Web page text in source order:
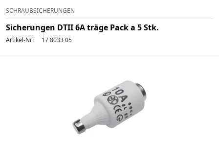
SCHRAUBSICHERUNGEN
Sicherungen DTII 6A träge Pack a 5 Stk.
Artikel-Nr: 17 8033 05